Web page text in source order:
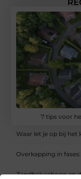
7 tips voor
Waar let je op bij het
Overkapping in
Zandbak schoon en